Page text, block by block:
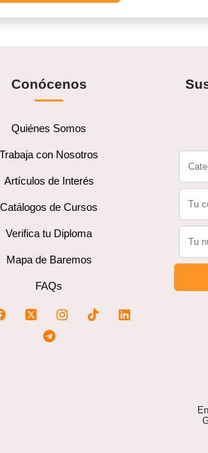
Conócenos
Quiénes Somos
Trabaja con Nosotros
Artículos de Interés
Catálogos de Cursos
Verifica tu Diploma
Mapa de Baremos
FAQs